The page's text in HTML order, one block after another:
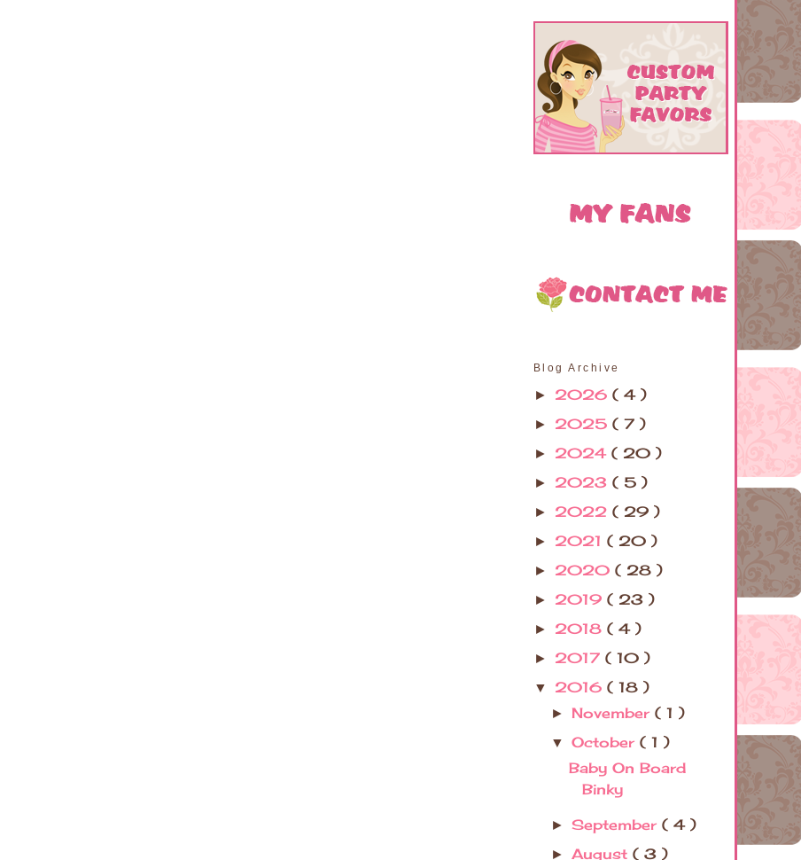
Blog Archive
► 2026 ( 4 )
► 2025 ( 7 )
► 2024 ( 20 )
► 2023 ( 5 )
► 2022 ( 29 )
► 2021 ( 20 )
► 2020 ( 28 )
► 2019 ( 23 )
► 2018 ( 4 )
► 2017 ( 10 )
▼ 2016 ( 18 )
►November( 1 )
▼October( 1 )
Baby On Board
Binky
►September( 4 )
►August( 3 )